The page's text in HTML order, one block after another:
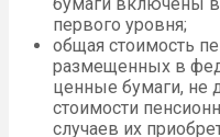
первого уровня;
общая стоимость
размещенных в
ценные бумаги, не
стоимости
случаев их